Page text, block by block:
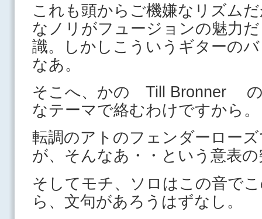
これも頭からご機嫌なリズム
なノリがフュージョンの魅力
識。しかしこういうギターの
なあ。
そこへ、かの Till Bronner の
なテーマで絡むわけですから。
転調のアトのフェンダーロー
が、そんなあ・・という意表
そしてモチ、ソロはこの音で
ら、文句があろうはずなし。